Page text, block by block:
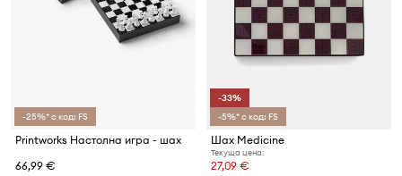
-25%* с код: FS
Printworks Настолна игра - шах
66,99 €
-33%
-5%* с код: FS
Шах Medicine
Текуща цена:
27,09 €